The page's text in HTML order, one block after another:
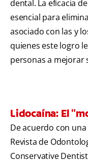
dental. La eficacia
esencial para
asociado con las y
quienes este logro
personas a mejorar
Lidocaína: El
De acuerdo con
Revista de
Conservative